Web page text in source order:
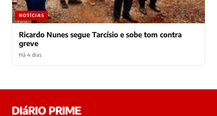
NOTÍCIAS
Ricardo Nunes segue Tarcísio e sobe tom contra
greve
Há 4 dias
online
DIáRIO PRIME